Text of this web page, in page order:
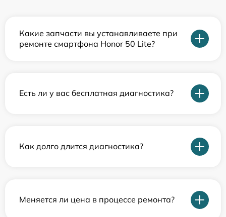
Какие запчасти вы устанавливаете при
ремонте смартфона Honor 50 Lite?
Есть ли у вас бесплатная диагностика?
Как долго длится диагностика?
Меняется ли цена в процессе ремонта?